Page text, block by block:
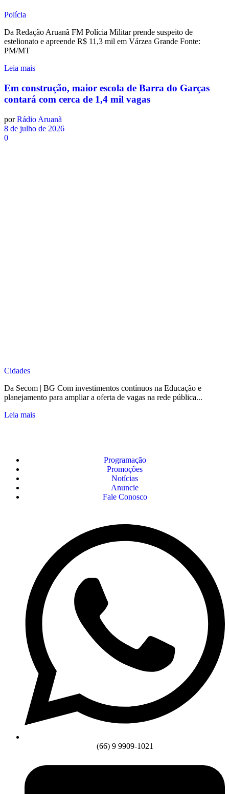
Polícia
Da Redação Aruanã FM Polícia Militar prende suspeito de
estelionato e apreende R$ 11,3 mil em Várzea Grande Fonte:
PM/MT
Leia mais
Em construção, maior escola de Barra do Garças
contará com cerca de 1,4 mil vagas
por Rádio Aruanã
8 de julho de 2026
0
Cidades
Da Secom | BG Com investimentos contínuos na Educação e
planejamento para ampliar a oferta de vagas na rede pública...
Leia mais
Programação
Promoções
Notícias
Anuncie
Fale Conosco
(66) 9 9909-1021